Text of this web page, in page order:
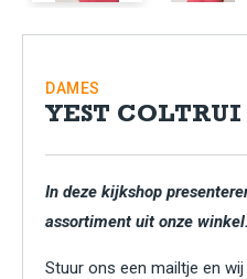
DAMES
YEST
In deze kijkshop
assortiment uit onze winkel.
Stuur ons een mailtje en